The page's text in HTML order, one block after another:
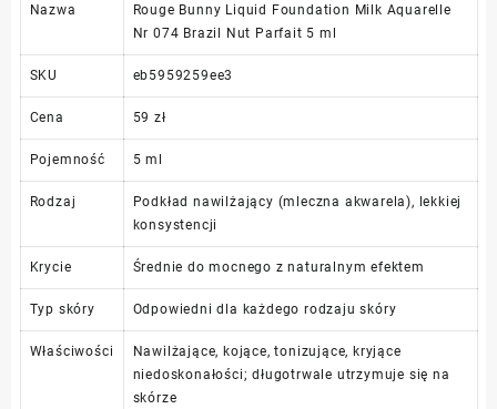
Nazwa
Rouge Bunny Liquid Foundation Milk Aquarelle
Nr 074 Brazil Nut Parfait 5 ml
SKU eb5959259ee3
Cena 59 zł
Pojemność 5 ml
Rodzaj
Podkład nawilżający (mleczna akwarela), lekkiej
konsystencji
Krycie Średnie do mocnego z naturalnym efektem
Typ skóry Odpowiedni dla każdego rodzaju skóry
Właściwości
Nawilżające, kojące, tonizujące, kryjące
niedoskonałości; długotrwale utrzymuje się na
skórze